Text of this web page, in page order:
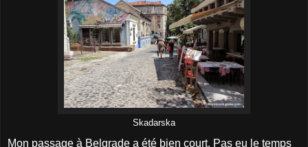
Skadarska
Mon passage à Belgrade a été bien court. Pas eu le temps